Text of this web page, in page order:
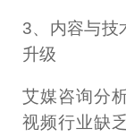
3、内容与技
升级
艾媒咨询分
视频行业缺